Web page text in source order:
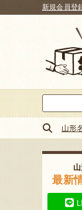
新規会員登
索:
山形
最新